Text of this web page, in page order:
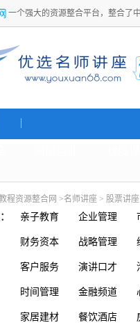
一个强大的资源整合平台，整合了
程资源整合网 >名师讲座 > 股票讲座
亲子教育 企业管理
财务资本 战略管理
客户服务 演讲口才
时间管理 金融频道
家居建材 餐饮酒店